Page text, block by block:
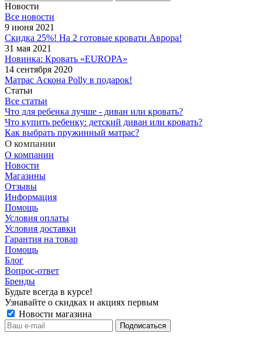
Новости
Все новости
9 июня 2021
Скидка 25%! На 2 готовые кровати Аврора!
31 мая 2021
Новинка: Кровать «EUROPA»
14 сентября 2020
Матрас Аскона Polly в подарок!
Статьи
Все статьи
Что для ребенка лучше - диван или кровать?
Что купить ребенку: детский диван или кровать?
Как выбрать пружинный матрас?
О компании
О компании
Новости
Магазины
Отзывы
Информация
Помощь
Условия оплаты
Условия доставки
Гарантия на товар
Помощь
Блог
Вопрос-ответ
Бренды
Будьте всегда в курсе!
Узнавайте о скидках и акциях первым
Новости магазина